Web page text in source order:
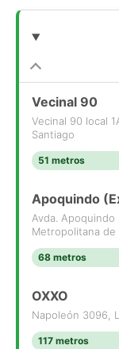
Vecinal 90
Vecinal 90 local
Santiago
51 metros
Apoquindo
Avda.
Metropolitana de
68 metros
OXXO
Napoleón 3096,
117 metros